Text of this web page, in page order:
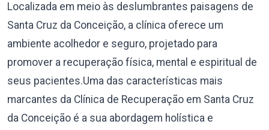
Localizada em meio às deslumbrantes paisagens de
Santa Cruz da Conceição, a clínica oferece um
ambiente acolhedor e seguro, projetado para
promover a recuperação física, mental e espiritual de
seus pacientes.Uma das características mais
marcantes da Clínica de Recuperação em Santa Cruz
da Conceição é a sua abordagem holística e